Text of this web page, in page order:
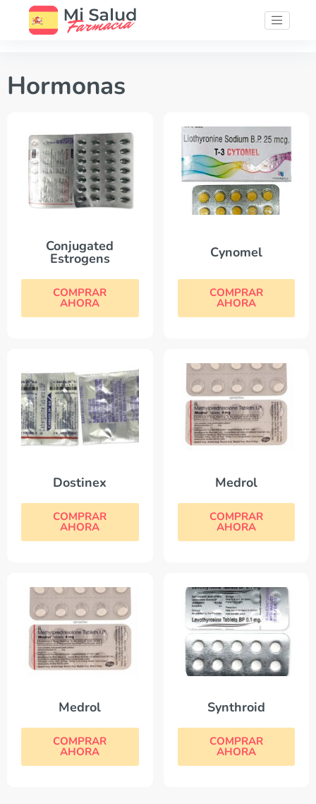
Hormonas
Conjugated
Estrogens
COMPRAR
AHORA
Cynomel
COMPRAR
AHORA
Dostinex
COMPRAR
AHORA
Medrol
COMPRAR
AHORA
Medrol
COMPRAR
AHORA
Synthroid
COMPRAR
AHORA